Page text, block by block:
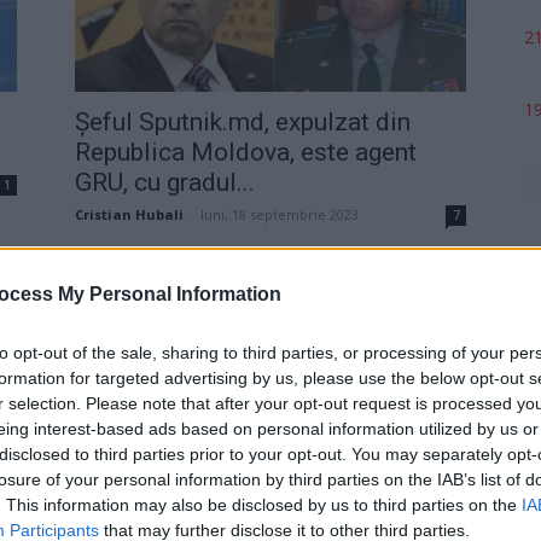
My Personal Information
opt-out of the sale, sharing to third parties, or processing of your
for targeted advertising by us, please use the below opt-out
selection. Please note that after your opt-out request is processed
interest-based ads based on personal information utilized by us
to third parties prior to your opt-out. You may separately
of your personal information by third parties on the IAB’s list of
This information may also be disclosed by us to third parties on the
Participants that may further disclose it to other third parties.
1
Șeful Sputnik.md, expulzat din
Republica Moldova, este agent
GRU, cu gradul...
Cristian Hubali luni, 18 septembrie 2023 7
Un spion al Rusiei, fost membru al
PSD-ului bulgar, candidează la...